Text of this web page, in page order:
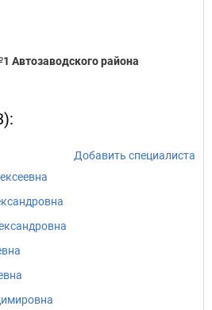
Автозаводского района
Добавить специалиста